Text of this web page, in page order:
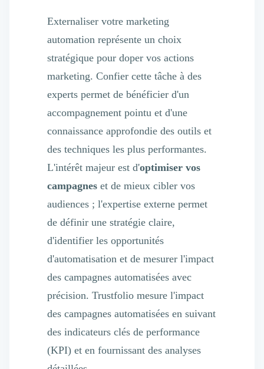
Externaliser votre marketing
automation représente un choix
stratégique pour doper vos actions
marketing. Confier cette tâche à des
experts permet de bénéficier d'un
accompagnement pointu et d'une
connaissance approfondie des outils et
des techniques les plus performantes.
L'intérêt majeur est d'optimiser vos
campagnes et de mieux cibler vos
audiences ; l'expertise externe permet
de définir une stratégie claire,
d'identifier les opportunités
d'automatisation et de mesurer l'impact
des campagnes automatisées avec
précision. Trustfolio mesure l'impact
des campagnes automatisées en suivant
des indicateurs clés de performance
(KPI) et en fournissant des analyses